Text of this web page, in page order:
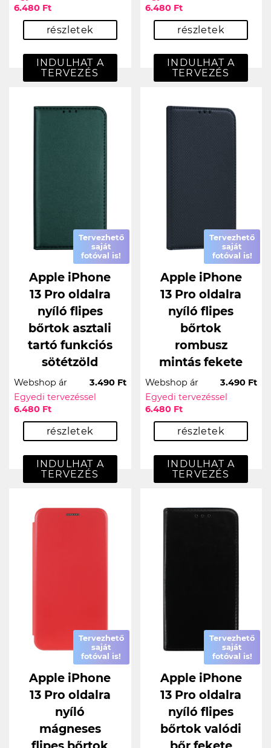
6.480 Ft
részletek
INDULHAT A
TERVEZÉS
6.480 Ft
részletek
INDULHAT A
TERVEZÉS
Tervezhető
saját
fotóval is!
Apple iPhone
13 Pro oldalra
nyíló flipes
bőrtok asztali
tartó funkciós
sötétzöld
Webshop ár
3.490 Ft
Egyedi tervezéssel
6.480 Ft
részletek
INDULHAT A
TERVEZÉS
Tervezhető
saját
fotóval is!
Apple iPhone
13 Pro oldalra
nyíló flipes
bőrtok
rombusz
mintás fekete
Webshop ár
3.490 Ft
Egyedi tervezéssel
6.480 Ft
részletek
INDULHAT A
TERVEZÉS
Tervezhető
saját
fotóval is!
Apple iPhone
13 Pro oldalra
nyíló
mágneses
Tervezhető
saját
fotóval is!
Apple iPhone
13 Pro oldalra
nyíló flipes
bőrtok valódi